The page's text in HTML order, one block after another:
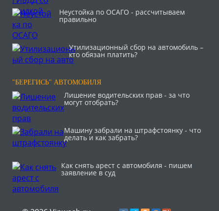
Неустойка по ОСАГО - рассчитываем
правильно
Утилизационный сбор на автомобиль –
кто обязан платить?
"БЕРЕГИСЬ" АВТОМОБИЛЯ
Лишение водительских прав - за что
могут отобрать?
Машину забрали на штрафстоянку - что
делать и как забрать?
Как снять арест с автомобиля - пишем
заявление в суд